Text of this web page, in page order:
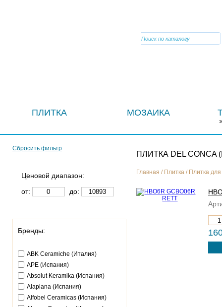
ПЛИТКА МОЗАИКА
Сбросить фильтр
Ценовой диапазон:
от:
до:
Бренды:
ABK Ceramiche (Италия)
APE (Испания)
Absolut Keramika (Испания)
Alaplana (Испания)
Alfobel Ceramicas (Испания)
ПЛИТКА DEL
Главная / Плитка / Плитка